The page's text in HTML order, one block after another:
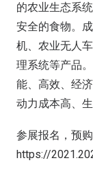
的农业生态系
安全的食物。
机、农业无人
理系统等产品
能、高效、经
动力成本高、
参展报名，预
https://